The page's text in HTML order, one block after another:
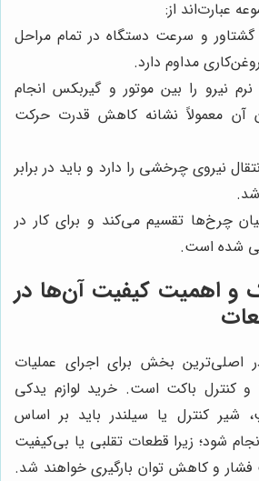
عبارت‌اند از:
گشتاور و سرعت دستگاه در تمام مراحل
مداوم دارد.
نرم نیرو را بین موتور و گیربکس انجام
معمولاً نشانه کاهش قدرت حرکت
نیروی چرخشی را دارد و باید در برابر
چرخ‌ها تقسیم می‌کند و برای کار در
شده است.
و اهمیت کیفیت آن‌ها در
اصلی‌ترین بخش برای اجرای عملیات
و کنترل باکت است. خرید لوازم یدکی
شیر کنترل یا سیلندر باید بر اساس
شود؛ زیرا قطعات تقلبی یا بی‌کیفیت
و کاهش توان بارگیری خواهند شد.